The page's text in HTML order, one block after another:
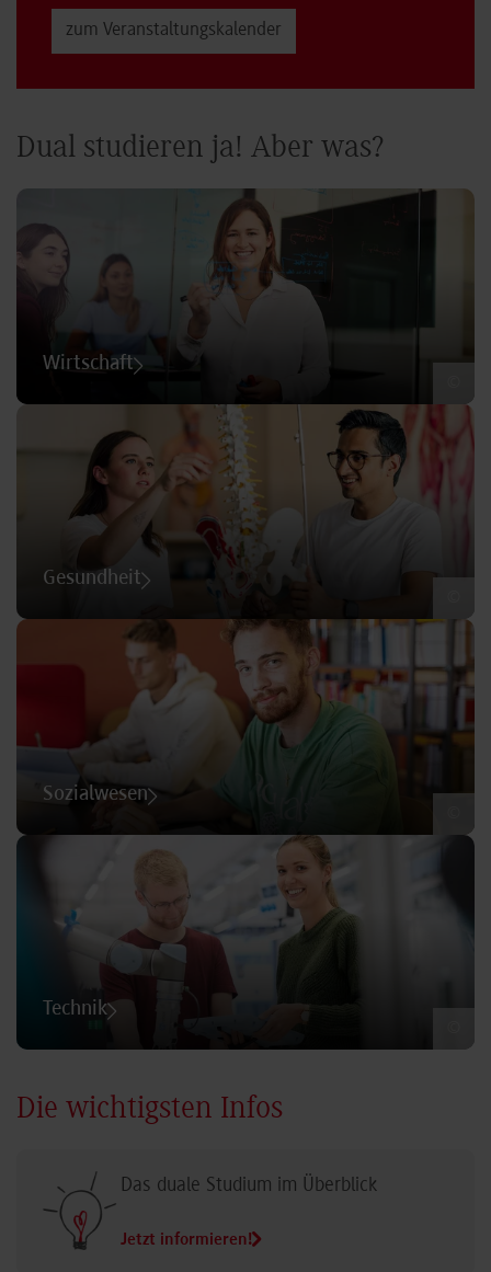
zum Veranstaltungs­kalender
Dual studieren ja! Aber was?
Wirtschaft
Gesundheit
Sozialwesen
Technik
Die wichtigsten Infos
Das duale Studium im Überblick
Jetzt informieren!